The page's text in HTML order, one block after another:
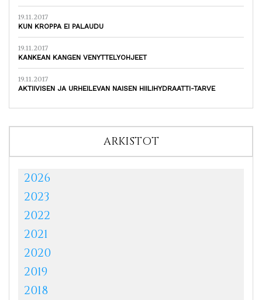
19.11.2017
KUN KROPPA EI PALAUDU
19.11.2017
KANKEAN KANGEN VENYTTELYOHJEET
19.11.2017
AKTIIVISEN JA URHEILEVAN NAISEN HIILIHYDRAATTI-TARVE
ARKISTOT
2026
2023
2022
2021
2020
2019
2018